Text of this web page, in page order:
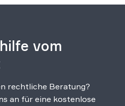
vom
rechtliche Beratung?
an für eine kostenlose